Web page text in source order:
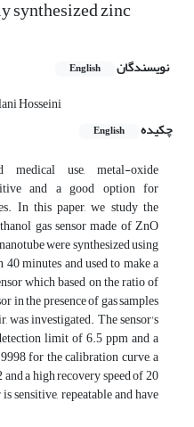
synthesized zinc
نویسندگان English
Hosseini
چکیده
English
use, metal-oxide
and a good option for
In this paper, we study the
gas sensor made of ZnO
were synthesized using
minutes and used to make a
which based on the ratio of
in the presence of gas samples
was investigated. The sensor's
limit of 6.5 ppm and a
for the calibration curve, a
a high recovery speed of 20
sensitive, repeatable and have